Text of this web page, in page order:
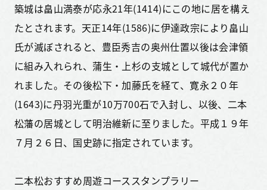
築城は畠山満泰が応永21年(1414)にこの地に居を構え
たとされます。天正14年(1586)に伊達政宗により畠山
氏が滅ぼされると、豊臣秀吉の奥州仕置以後は会津領
に組み入れられ、蒲生・上杉の支城として城代が置か
れました。その後松下・加藤氏を経て、寛永２０年
(1643)に丹羽光重が10万700石で入封し、以後、二本
松藩の居城として明治維新に至りました。平成１９年
７月２６日、国史跡に指定されています。
二本松おすすめ周遊コーススタンプラリー